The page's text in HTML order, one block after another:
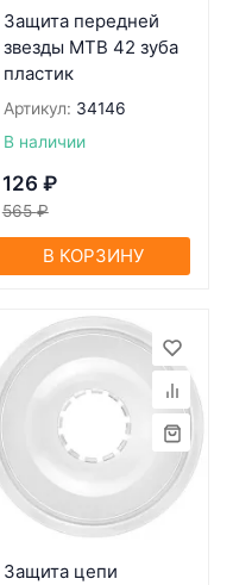
Защита передней
звезды МТВ 42 зуба
пластик
Артикул: 34146
В наличии
126 ₽
565 ₽
В КОРЗИНУ
Защита цепи